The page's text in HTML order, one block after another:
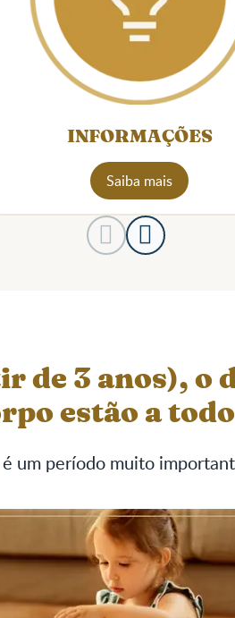
INFORMAÇÕES
Saiba mais
de 3 anos), o
estão a
um período muito